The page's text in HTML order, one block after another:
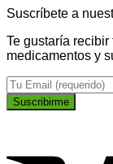
Suscríbete a
Te gustaría
medicamentos y